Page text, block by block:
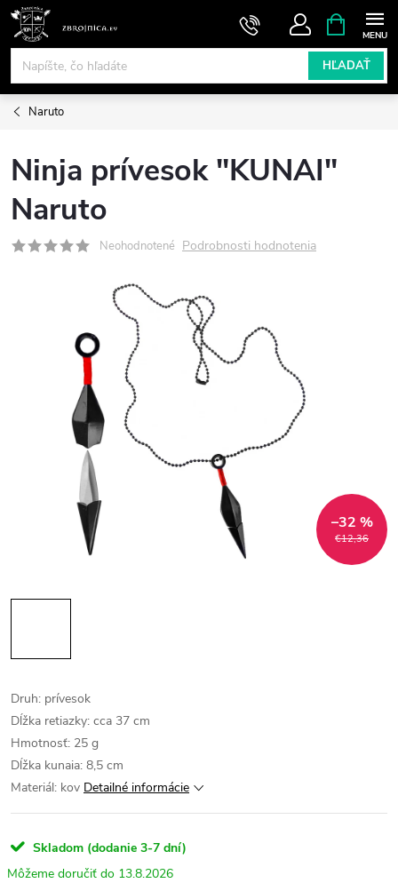
Prejsť
obsah
HĽADAŤ
KOŠÍK
Naruto
Ninja prívesok "KUNAI"
Naruto
Neohodnotené Podrobnosti hodnotenia
€12,36
–32 %
Druh: prívesok
Dĺžka retiazky: cca 37 cm
Hmotnosť: 25 g
Dĺžka kunaia: 8,5 cm
Materiál: kov Detailné informácie
Skladom (dodanie 3-7 dní)
13.8.2026